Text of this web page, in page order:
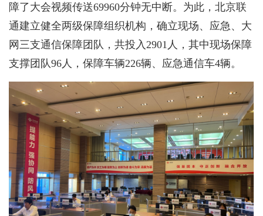
障了大会视频传送69960分钟无中断。为此，北京联
通建立健全两级保障组织机构，确立现场、应急、大
网三支通信保障团队，共投入2901人，其中现场保障
支撑团队96人，保障车辆226辆、应急通信车4辆。